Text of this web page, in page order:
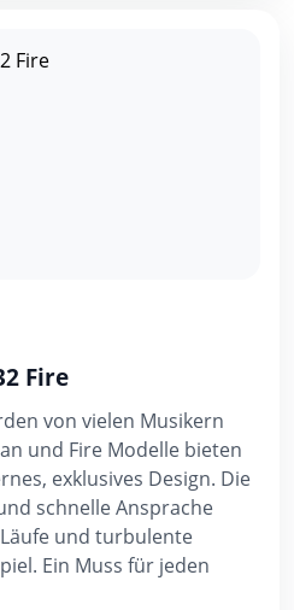
Fire
von vielen Musikern
und Fire Modelle bieten
exklusives Design. Die
schnelle Ansprache
und turbulente
Ein Muss für jeden